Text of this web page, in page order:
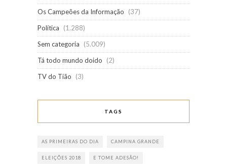
Os Campeões da Informação
(37)
Política
(1.288)
Sem categoria
(5.009)
Tá todo mundo doido
(2)
TV do Tião
(3)
TAGS
AS PRIMEIRAS DO DIA CAMPINA GRANDE
ELEIÇÕES 2018 E TOME ADESÃO!